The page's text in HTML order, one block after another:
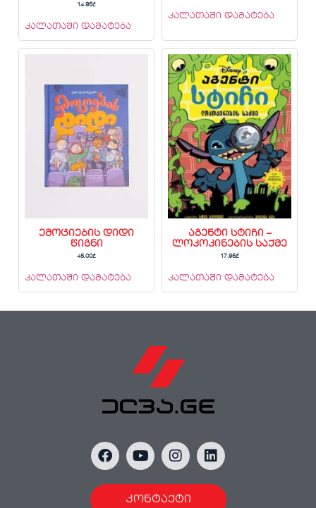
14.95₾
კალათაში დამატება
კალათაში დამატება
ემოციების დიდი
წიგნი
45.00₾
კალათაში დამატება
აგენტი სტიჩი –
ლოკოკინების საქმე
17.95₾
კალათაში დამატება
კონტაქტი